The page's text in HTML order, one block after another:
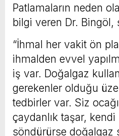
Patlamaların neden
bilgi veren Dr. Bingöl,
“İhmal her vakit ön
ihmalden evvel
iş var. Doğalgaz
gerekenler olduğu
tedbirler var. Siz
çaydanlık taşar, kendi
söndürürse doğalgaz